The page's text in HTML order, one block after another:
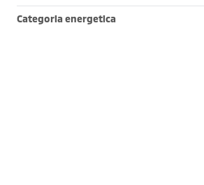
Categoria energetica